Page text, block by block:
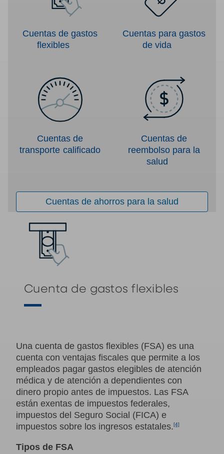
Cuentas de gastos
flexibles
Cuentas para gastos
de vida
Cuentas de
transporte calificado
Cuentas de
reembolso para la
salud
Cuentas de ahorros para la salud
Cuenta de gastos flexibles
Una cuenta de gastos flexibles (FSA) es una
cuenta con ventajas fiscales que permite a los
empleados pagar gastos elegibles de atención
médica y de atención a dependientes con
dinero propio antes de impuestos. Las FSA
están exentas de impuestos federales,
impuestos del Seguro Social (FICA) e
impuestos sobre los ingresos estatales.[4]
Tipos de FSA